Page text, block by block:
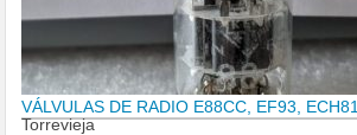
VÁLVULAS DE RADIO E88CC, EF93, ECH81
Torrevieja